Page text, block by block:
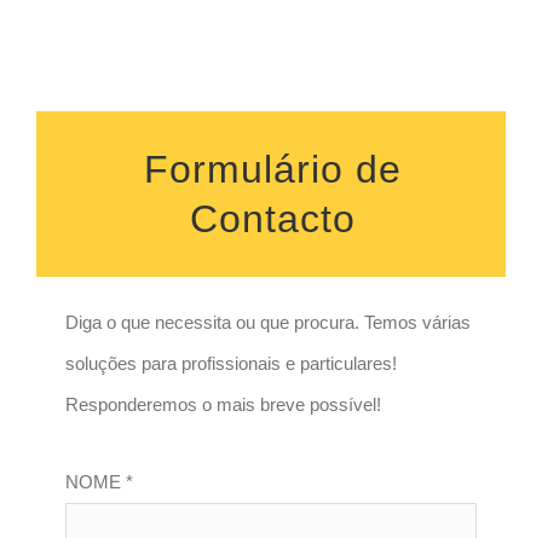
Formulário de
Contacto
Diga o que necessita ou que procura. Temos várias
soluções para profissionais e particulares!
Responderemos o mais breve possível!
NOME *